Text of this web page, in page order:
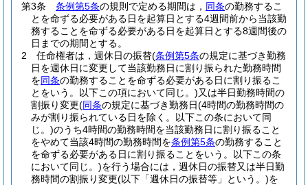
第3条
条例第5条の規則で定める期間は， 同条の勤務するこ
とを命ずる必要がある日を起算日とする4週間前から当該勤
務することを命ずる必要がある日を起算日とする8週間後の
日までの期間とする。
2
任命権者は，週休日の振替(条例第5条の規定に基づき勤務
日を週休日に変更して当該勤務日に割り振られた勤務時間
を同条の勤務することを命ずる必要がある日に割り振るこ
とをいう。以下この項において同じ。)又は半日勤務時間の
割振り変更(同条の規定に基づき勤務日(4時間の勤務時間の
みが割り振られている日を除く。以下この条において同
じ。)のうち4時間の勤務時間を当該勤務日に割り振ること
をやめて当該4時間の勤務時間を条例第5条の勤務すること
を命ずる必要がある日に割り振ることをいう。以下この条
において同じ。)を行う場合には，週休日の振替又は半日勤
務時間の割振り変更(以下「週休日の振替等」という。)を